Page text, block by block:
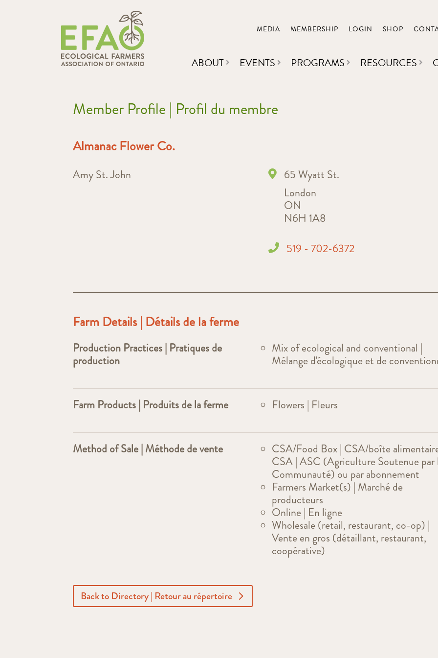
MEDIA MEMBERSHIP LOGIN SHOP
ABOUT EVENTS PROGRAMS RESOURCES
Member Profile | Profil du membre
Almanac Flower Co.
Amy St. John
65 Wyatt St.
London
ON
N6H 1A8
519 - 702-6372
Farm Details | Détails de la ferme
Production Practices | Pratiques de
production
Mix of ecological and conventional |
Mélange d'écologique et de
Farm Products | Produits de la ferme Flowers | Fleurs
Method of Sale | Méthode de vente
CSA/Food Box | CSA/boîte
CSA | ASC (Agriculture Soutenue par
Communauté) ou par abonnement
Farmers Market(s) | Marché de
producteurs
Online | En ligne
Wholesale (retail, restaurant, co-op) |
Vente en gros (détaillant, restaurant,
coopérative)
Back to Directory | Retour au répertoire